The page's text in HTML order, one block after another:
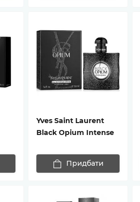
Yves Saint Laurent
Black Opium Intense
Придбати